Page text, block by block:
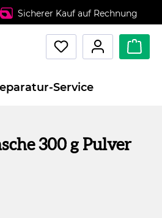
Sicherer Kauf auf Rechnung
Service
300 g Pulver